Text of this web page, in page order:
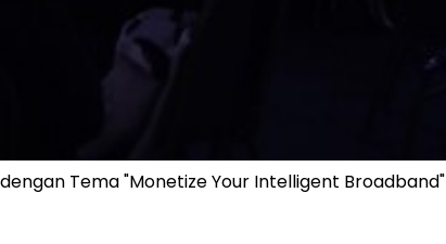
Tema "Monetize Your Intelligent Broadband"